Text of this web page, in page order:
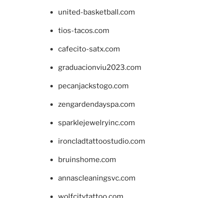
united-basketball.com
tios-tacos.com
cafecito-satx.com
graduacionviu2023.com
pecanjackstogo.com
zengardendayspa.com
sparklejewelryinc.com
ironcladtattoostudio.com
bruinshome.com
annascleaningsvc.com